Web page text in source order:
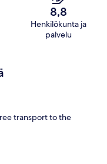
8,8
Henkilökunta ja
palvelu
transport to the